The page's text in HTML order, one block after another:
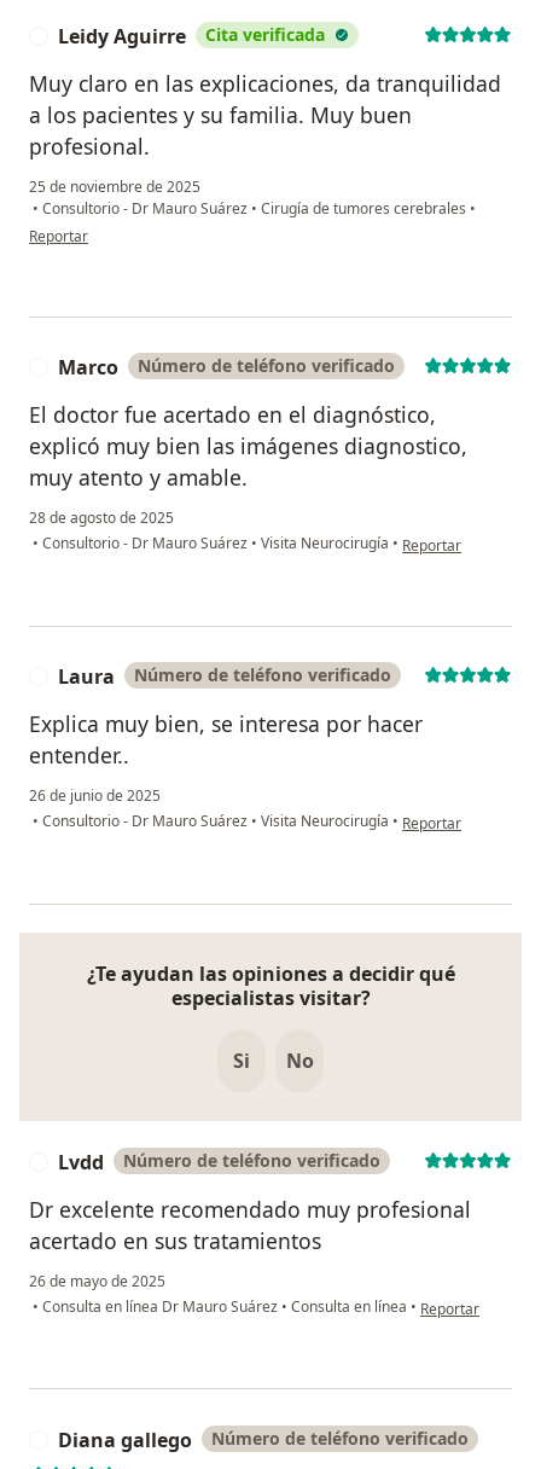
Leidy Aguirre Cita verificada
Muy claro en las explicaciones, da tranquilidad
a los pacientes y su familia. Muy buen
profesional.
25 de noviembre de 2025
• Consultorio - Dr Mauro Suárez • Cirugía de tumores cerebrales •
en opinión del usuario Leidy Aguirre
Reportar
Marco Número de teléfono verificado
El doctor fue acertado en el diagnóstico,
explicó muy bien las imágenes diagnostico,
muy atento y amable.
28 de agosto de 2025
• Consultorio - Dr Mauro Suárez • Visita Neurocirugía • en opinión del
Reportar
Laura Número de teléfono verificado
Explica muy bien, se interesa por hacer
entender..
26 de junio de 2025
• Consultorio - Dr Mauro Suárez • Visita Neurocirugía • en opinión del
Reportar
¿Te ayudan las opiniones a decidir qué
especialistas visitar?
Si No
Lvdd Número de teléfono verificado
Dr excelente recomendado muy profesional
acertado en sus tratamientos
26 de mayo de 2025
• Consulta en línea Dr Mauro Suárez • Consulta en línea • en opinión del
Reportar
Diana gallego Número de teléfono verificado